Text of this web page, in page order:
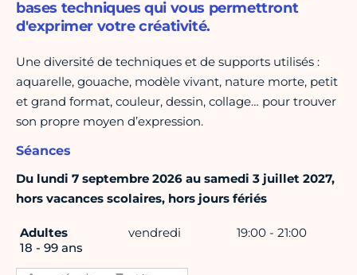
bases techniques qui vous permettront
d'exprimer votre créativité.
Une diversité de techniques et de supports utilisés :
aquarelle, gouache, modèle vivant, nature morte, petit
et grand format, couleur, dessin, collage… pour trouver
son propre moyen d’expression.
Séances
Du lundi 7 septembre 2026 au samedi 3 juillet 2027,
hors vacances scolaires, hors jours fériés
Adultes
18 - 99 ans
vendredi 19:00 - 21:00